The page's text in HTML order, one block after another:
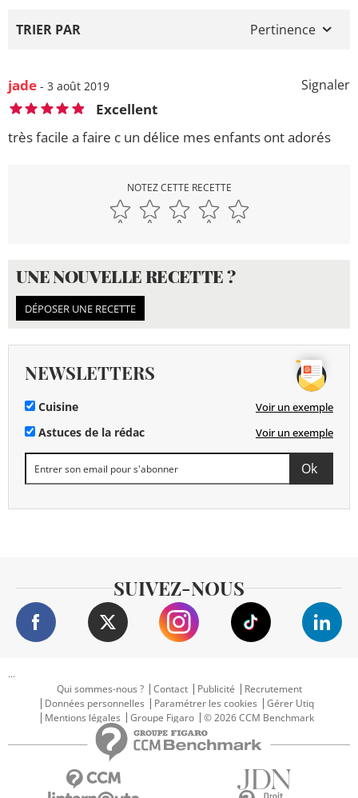
TRIER PAR Pertinence
Signaler
jade - 3 août 2019
Excellent
très facile a faire c un délice mes enfants ont adorés
NOTEZ CETTE RECETTE
UNE NOUVELLE RECETTE ?
DÉPOSER UNE RECETTE
NEWSLETTERS
Cuisine Voir un exemple
Astuces de la rédac Voir un exemple
SUIVEZ-NOUS
...
Qui sommes-nous ?
Contact Publicité
Recrutement
Données personnelles
Paramétrer les cookies
Gérer Utiq
Mentions légales
Groupe Figaro © 2026 CCM Benchmark